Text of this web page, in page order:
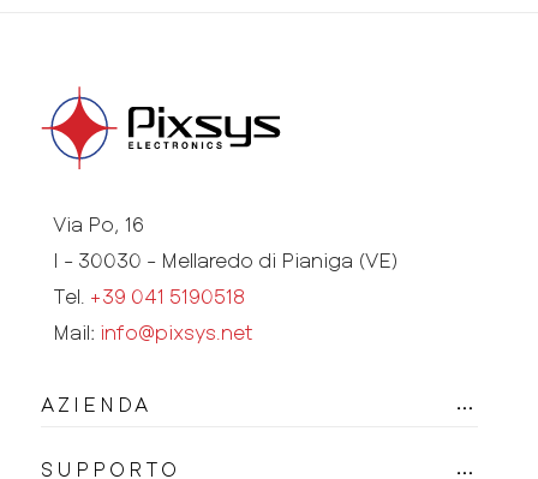
Via Po, 16
I - 30030 - Mellaredo di Pianiga (VE)
Tel. +39 041 5190518
Mail: info@pixsys.net
AZIENDA
SUPPORTO